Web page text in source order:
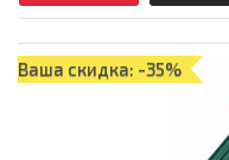
Ваша скидка: -35%